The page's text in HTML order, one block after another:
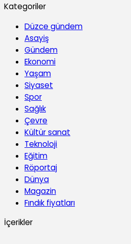
Kategoriler
Düzce gündem
Asayiş
Gündem
Ekonomi
Yaşam
Siyaset
Spor
Sağlık
Çevre
Kültür sanat
Teknoloji
Eğitim
Röportaj
Dünya
Magazin
Fındık fiyatları
İçerikler